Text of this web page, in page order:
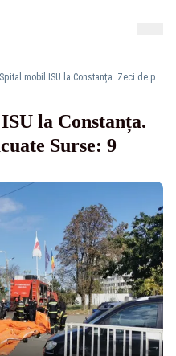
VIDEO Spital mobil ISU la Constanța. Zeci de persoane evacuate Surse: 9 pacienți au decedat
la Constanța.
Surse: 9